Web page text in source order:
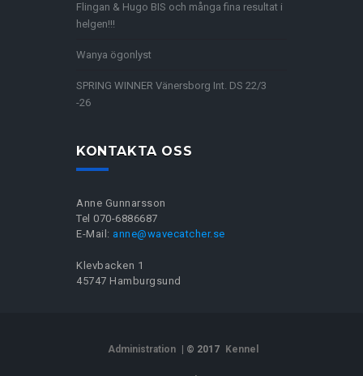
Flingan & Hugo BIS och många fina resultat i
helgen!!!
Wanya ögonlyst
SPRING WINNER Vänersborg Int. DS 22/3
-26
KONTAKTA OSS
Anne Gunnarsson
Tel 070-6886687
E-Mail: anne@wavecatcher.se
Klevbacken 1
45747 Hamburgsund
Administration | © 2017 Kennel